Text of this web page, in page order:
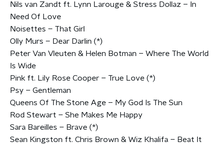
Nils van Zandt ft. Lynn Larouge & Stress Dollaz – In
Need Of Love
Noisettes – That Girl
Olly Murs – Dear Darlin (*)
Peter Van Vleuten & Helen Botman – Where The World
Is Wide
Pink ft. Lily Rose Cooper – True Love (*)
Psy – Gentleman
Queens Of The Stone Age – My God Is The Sun
Rod Stewart – She Makes Me Happy
Sara Bareilles – Brave (*)
Sean Kingston ft. Chris Brown & Wiz Khalifa – Beat It